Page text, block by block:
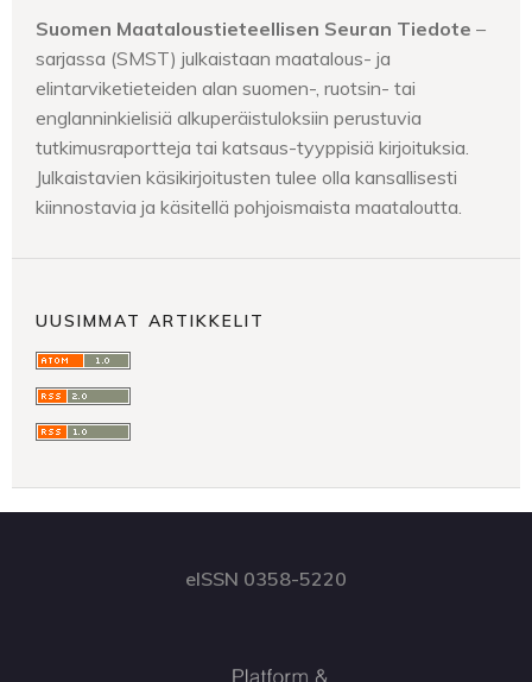
Suomen Maataloustieteellisen Seuran Tiedote –
sarjassa (SMST) julkaistaan maatalous- ja
elintarviketieteiden alan suomen-, ruotsin- tai
englanninkielisiä alkuperäistuloksiin perustuvia
tutkimusraportteja tai katsaus-tyyppisiä kirjoituksia.
Julkaistavien käsikirjoitusten tulee olla kansallisesti
kiinnostavia ja käsitellä pohjoismaista maataloutta.
UUSIMMAT ARTIKKELIT
eISSN 0358-5220